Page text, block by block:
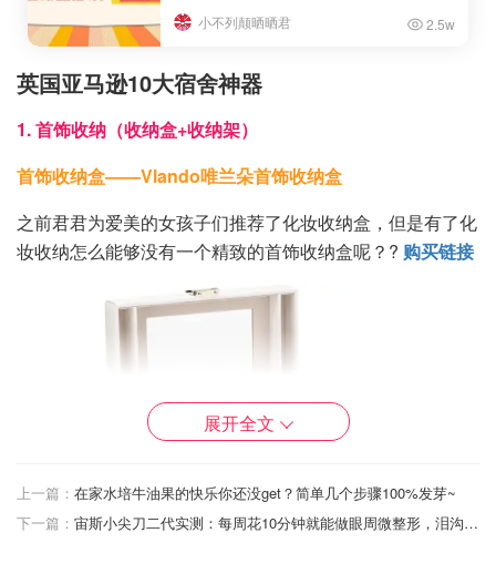
小不列颠晒晒君 2.5w
英国亚马逊10大宿舍神器
1. 首饰收纳（收纳盒+收纳架）
首饰收纳盒——Vlando唯兰朵首饰收纳盒
之前君君为爱美的女孩子们推荐了化妆收纳盒，但是有了化
妆收纳怎么能够没有一个精致的首饰收纳盒呢？? 购买链接
展开全文
上一篇： 在家水培牛油果的快乐你还没get？简单几个步骤100%发芽~
下一篇：
宙斯小尖刀二代实测：每周花10分钟就能做眼周微整形，泪沟细纹黑眼圈（附替代精华推荐）